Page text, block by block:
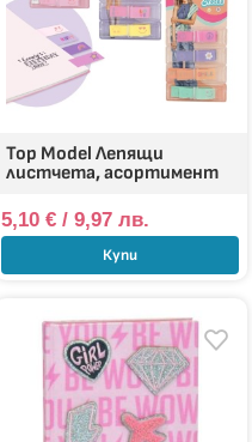
Top Model Лепящи
листчета, асортимент
5,10 €/ 9,97 лв.
Купи